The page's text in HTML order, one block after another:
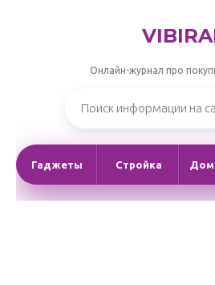
Онлайн-журнал про
Гаджеты Стройка Дом